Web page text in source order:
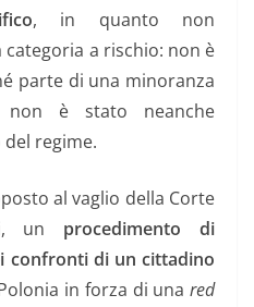
, in quanto non
a rischio: non è
parte di una minoranza
è stato neanche
regime.
al vaglio della Corte
un procedimento di
confronti di un cittadino
in forza di una red